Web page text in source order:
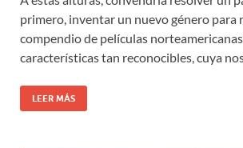
primero, inventar un nuevo género para
compendio de películas
características tan reconocibles, cuya
LEER MÁS